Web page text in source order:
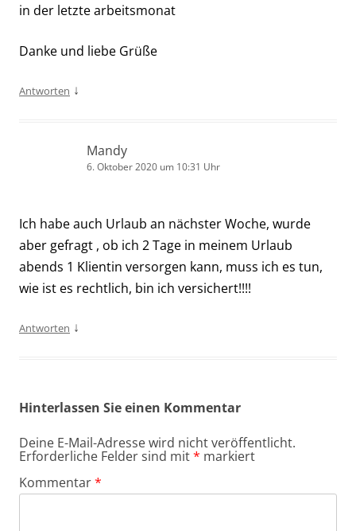
in der letzte arbeitsmonat
Danke und liebe Grüße
Antworten ↓
Mandy
6. Oktober 2020 um 10:31 Uhr
Ich habe auch Urlaub an nächster Woche, wurde
aber gefragt , ob ich 2 Tage in meinem Urlaub
abends 1 Klientin versorgen kann, muss ich es tun,
wie ist es rechtlich, bin ich versichert!!!!
Antworten ↓
Hinterlassen Sie einen Kommentar
Deine E-Mail-Adresse wird nicht veröffentlicht.
Erforderliche Felder sind mit* markiert
Kommentar*